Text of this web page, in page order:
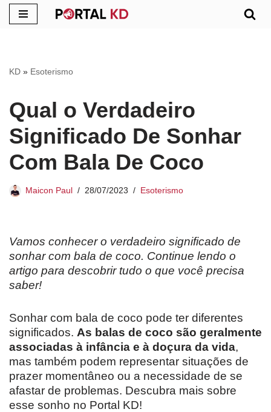
conteúdo
KD » Esoterismo
Qual o Verdadeiro
Significado De Sonhar
Com Bala De Coco
Maicon Paul 28/07/2023 Esoterismo
Vamos conhecer o verdadeiro significado de
sonhar com bala de coco. Continue lendo o
artigo para descobrir tudo o que você precisa
saber!
Sonhar com bala de coco pode ter diferentes
significados. As balas de coco são geralmente
associadas à infância e à doçura da vida,
mas também podem representar situações de
prazer momentâneo ou a necessidade de se
afastar de problemas. Descubra mais sobre
esse sonho no Portal KD!